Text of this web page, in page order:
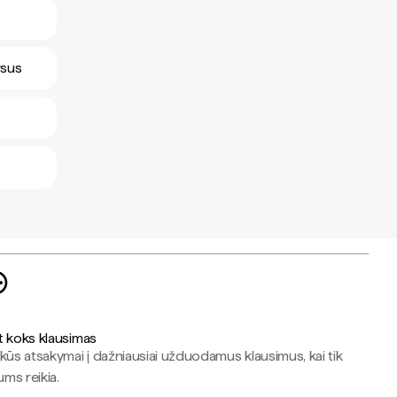
koks klausimas
atsakymai į dažniausiai užduodamus klausimus, kai tik
reikia.